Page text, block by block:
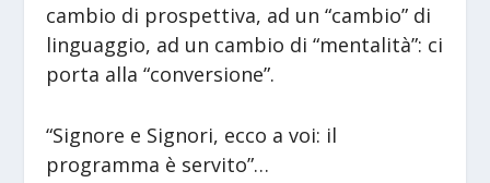
cambio di prospettiva, ad un “cambio” di
linguaggio, ad un cambio di “mentalità”: ci
porta alla “conversione”.
“Signore e Signori, ecco a voi: il
programma è servito”…